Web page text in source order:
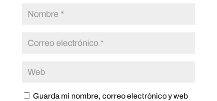
Guarda mi nombre, correo electrónico y web